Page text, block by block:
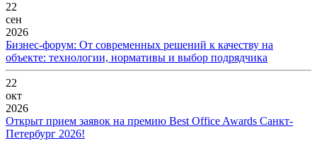
22
сен
2026
Бизнес-форум: От современных решений к качеству на
объекте: технологии, нормативы и выбор подрядчика
22
окт
2026
Открыт прием заявок на премию Best Office Awards Санкт-
Петербург 2026!